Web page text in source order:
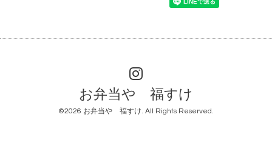
お弁当や 福すけ
©2026 お弁当や 福すけ. All Rights Reserved.